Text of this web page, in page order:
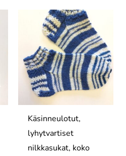
Käsinneulotut,
lyhytvartiset
nilkkasukat, koko